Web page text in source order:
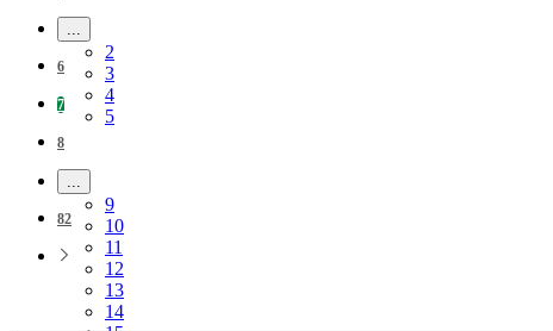
Páginas intermediárias Usar ABA para navegar.
Página
2
Página
3
Página
4
Página
5
Página
6
Página
7
Página
8
Páginas intermediárias Usar ABA para navegar.
Página
9
Página
10
Página
11
Página
12
Página
13
Página
14
Página
82